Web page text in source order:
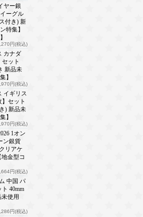
ヤー銀
ーグル
付き) 新
特集】
円(税込)
カナダ
ット
新品未
】
円(税込)
イギリス
セット
) 新品未
】
円(税込)
1オン
ン銀貨
リアケ
金型コ
円(税込)
中国 パ
40mm
使用
円(税込)